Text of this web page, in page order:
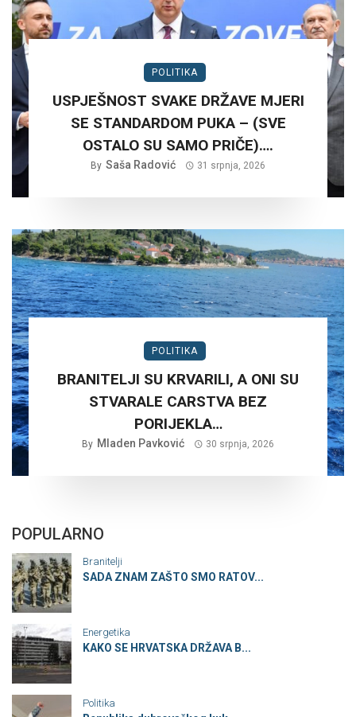
POLITIKA
USPJEŠNOST SVAKE DRŽAVE MJERI
SE STANDARDOM PUKA – (SVE
OSTALO SU SAMO PRIČE)….
By Saša Radović 31 srpnja, 2026
POLITIKA
BRANITELJI SU KRVARILI, A ONI SU
STVARALE CARSTVA BEZ
PORIJEKLA…
By Mladen Pavković 30 srpnja, 2026
POPULARNO
Branitelji
SADA ZNAM ZAŠTO SMO RATOV...
Energetika
KAKO SE HRVATSKA DRŽAVA B...
Politika